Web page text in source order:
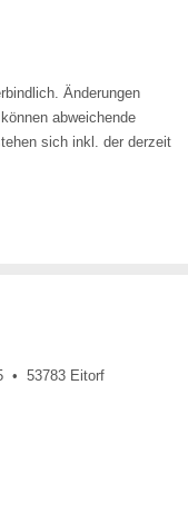
Änderungen
abweichende
sich inkl. der derzeit
• 53783 Eitorf